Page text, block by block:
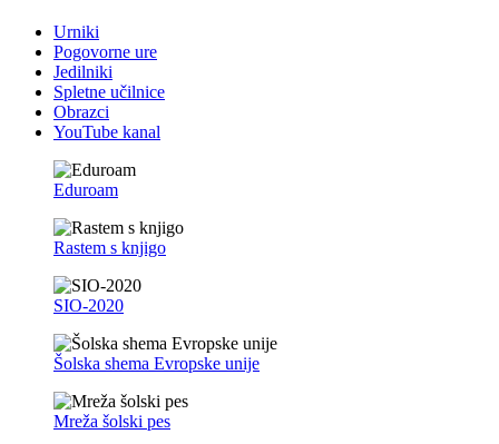
Urniki
Pogovorne ure
Jedilniki
Spletne učilnice
Obrazci
YouTube kanal
Eduroam
Rastem s knjigo
SIO-2020
Šolska shema Evropske unije
Mreža šolski pes